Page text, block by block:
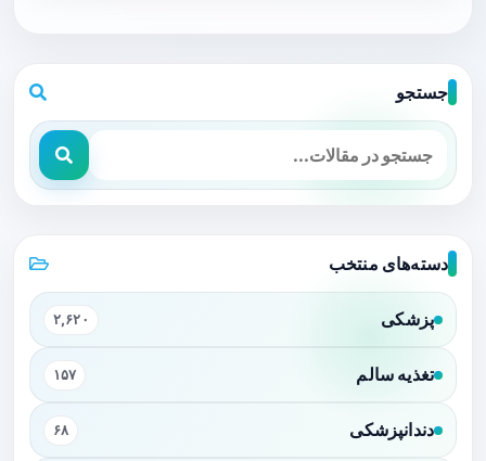
جستجو
دسته‌های منتخب
پزشکی ۲,۶۲۰
تغذیه سالم ۱۵۷
دندانپزشکی ۶۸